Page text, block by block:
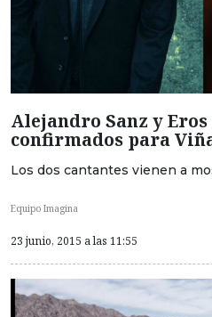
Alejandro Sanz y
confirmados para
Los dos cantantes vienen a
Equipo Imagina
23 junio, 2015 a las 11:55